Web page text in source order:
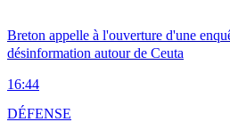
Breton appelle à l'ouverture d'une
désinformation autour de Ceuta
16:44
DÉFENSE